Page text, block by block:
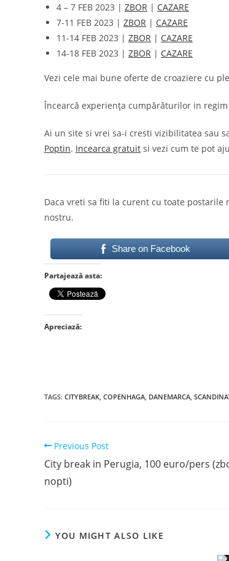
4 – 7 FEB 2023 | ZBOR | CAZARE
7-11 FEB 2023 | ZBOR | CAZARE
11-14 FEB 2023 | ZBOR | CAZARE
14-18 FEB 2023 | ZBOR | CAZARE
Vezi cele mai bune oferte de croaziere cu
Încearcă experiența cumpărăturilor in
Ai un site si vrei sa-i cresti vizibilitatea sau
Poptin. Incearca gratuit si vezi cum te pot
Daca vreti sa fiti la curent cu toate
nostru.
Share on Facebook
Partajează asta:
Apreciază:
TAGS: CITYBREAK COPENHAGA DANEMARCA
Read
articles
Previous Post
City break in Perugia, 100 euro/pers
nopti)
YOU MIGHT ALSO LIKE